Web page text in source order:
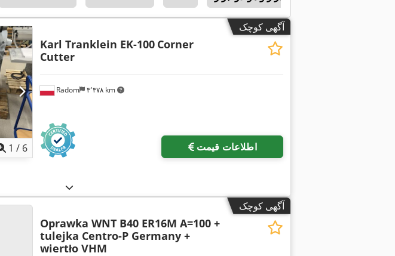
آگهی کوچک
1 / 6
Radom ۳٬۳۷۸ km
Karl Tranklein EK-100 Corner
Cutter
اطلاعات قیمت
آگهی کوچک
Oprawka WNT B40 ER16M A=100 +
tulejka Centro-P Germany +
wiertło VHM